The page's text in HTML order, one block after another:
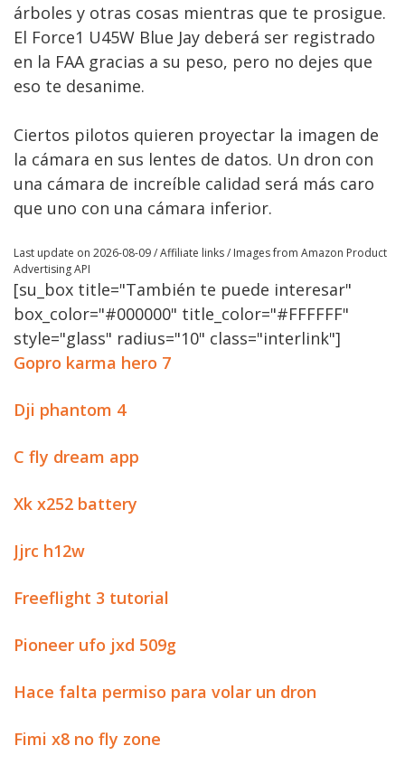
árboles y otras cosas mientras que te prosigue.
El Force1 U45W Blue Jay deberá ser registrado
en la FAA gracias a su peso, pero no dejes que
eso te desanime.
Ciertos pilotos quieren proyectar la imagen de
la cámara en sus lentes de datos. Un dron con
una cámara de increíble calidad será más caro
que uno con una cámara inferior.
Last update on 2026-08-09 / Affiliate links / Images from Amazon Product
Advertising API
[su_box title="También te puede interesar"
box_color="#000000" title_color="#FFFFFF"
style="glass" radius="10" class="interlink"]
Gopro karma hero 7
Dji phantom 4
C fly dream app
Xk x252 battery
Jjrc h12w
Freeflight 3 tutorial
Pioneer ufo jxd 509g
Hace falta permiso para volar un dron
Fimi x8 no fly zone